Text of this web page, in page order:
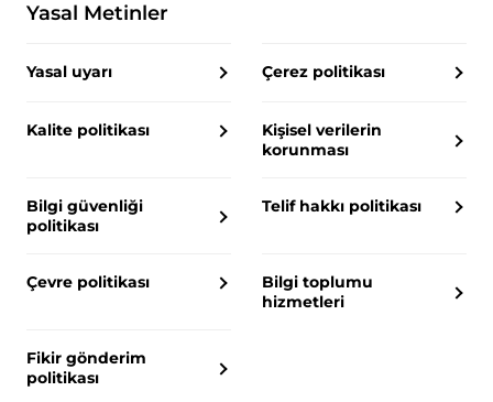
Yasal Metinler
Yasal uyarı Çerez politikası
Kalite politikası
Kişisel verilerin
korunması
Bilgi güvenliği
politikası
Telif hakkı politikası
Çevre politikası
Bilgi toplumu
hizmetleri
Fikir gönderim
politikası